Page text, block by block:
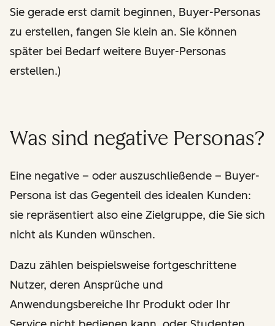
Sie gerade erst damit beginnen, Buyer-Personas
zu erstellen, fangen Sie klein an. Sie können
später bei Bedarf weitere Buyer-Personas
erstellen.)
Was sind negative Personas?
Eine negative – oder auszuschließende – Buyer-
Persona ist das Gegenteil des idealen Kunden:
sie repräsentiert also eine Zielgruppe, die Sie sich
nicht als Kunden wünschen.
Dazu zählen beispielsweise fortgeschrittene
Nutzer, deren Ansprüche und
Anwendungsbereiche Ihr Produkt oder Ihr